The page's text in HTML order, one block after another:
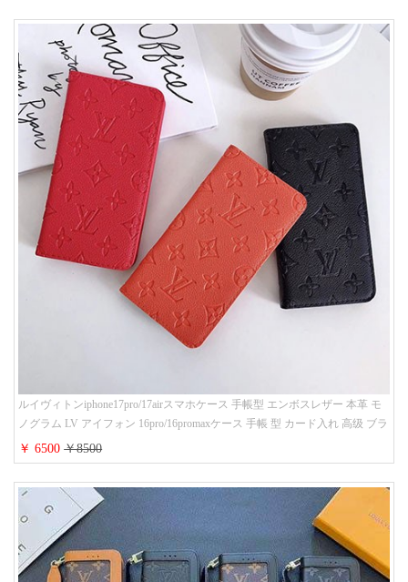
ルイヴィトンiphone17pro/17airスマホケース 手帳型 エンボスレザー 本革 モ
ノグラム LV アイフォン 16pro/16promaxケース 手帳 型 カード入れ 高级 ブラ
ンド iPhone 15/14/13 proケース 手帳型 男女通用 大人かわいい
￥ 6500￥8500